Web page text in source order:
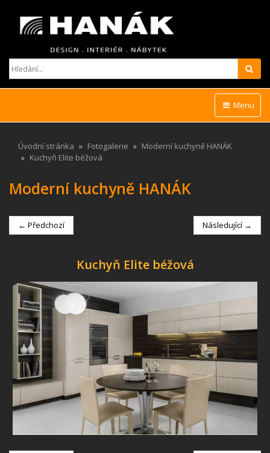
Menu
Úvodní stránka Fotogalerie
Moderní kuchyně HANÁK
Kuchyň Elite béžová
Moderní kuchyně HANÁK
← Předchozí Následující →
Kuchyň Elite béžová